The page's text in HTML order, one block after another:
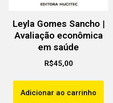
Leyla Gomes Sancho |
Avaliação econômica
em saúde
R$45,00
Adicionar ao carrinho